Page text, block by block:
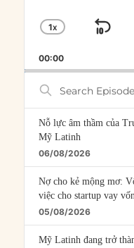
CHANGE
RATE
1X
00:00
Search
Episodes
Nỗ lực âm thầm của
Mỹ Latinh
06/08/2026
Nợ cho kẻ mộng mơ:
việc cho startup vay
05/08/2026
Mỹ Latinh đang trở